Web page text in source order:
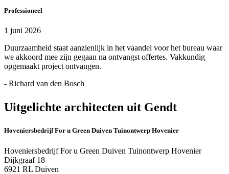
Professioneel
1 juni 2026
Duurzaamheid staat aanzienlijk in het vaandel voor het bureau waar
we akkoord mee zijn gegaan na ontvangst offertes. Vakkundig
opgemaakt project ontvangen.
- Richard van den Bosch
Uitgelichte architecten uit Gendt
Hoveniersbedrijf For u Green Duiven Tuinontwerp Hovenier
Hoveniersbedrijf For u Green Duiven Tuinontwerp Hovenier
Dijkgraaf 18
6921 RL Duiven